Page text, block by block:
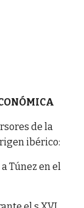
de la
ibérico:
Túnez en el